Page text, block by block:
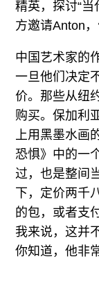
精英，探讨“
方邀请Anton
中国艺术家的
一旦他们决定
价。那些从纽
购买。保加利
上用黑墨水画
恐惧》中的一
过，也是整间
下，定价两千
的包，或者支
我来说，这并
你知道，他非